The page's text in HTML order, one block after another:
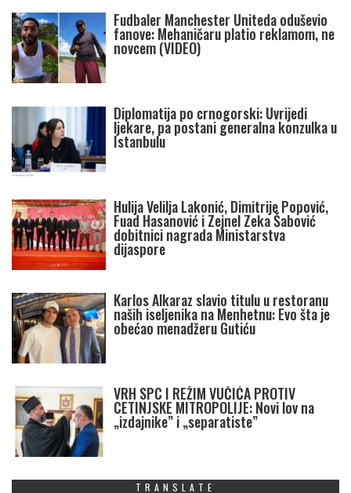
Fudbaler Manchester Uniteda oduševio
fanove: Mehaničaru platio reklamom, ne
novcem (VIDEO)
Diplomatija po crnogorski: Uvrijedi
ljekare, pa postani generalna konzulka u
Istanbulu
Hulija Velilja Lakonić, Dimitrije Popović,
Fuad Hasanović i Zejnel Zeka Šabović
dobitnici nagrada Ministarstva
dijaspore
Karlos Alkaraz slavio titulu u restoranu
naših iseljenika na Menhetnu: Evo šta je
obećao menadžeru Gutiću
VRH SPC I REŽIM VUČIĆA PROTIV
CETINJSKE MITROPOLIJE: Novi lov na
„izdajnike” i „separatiste”
TRANSLATE